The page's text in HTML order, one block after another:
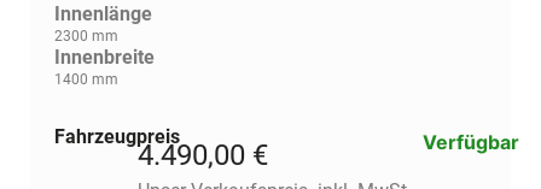
Innenlänge
2300 mm
Innenbreite
1400 mm
Fahrzeugpreis
4.490,00 € Verfügbar